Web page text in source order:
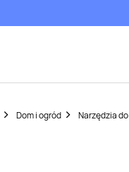
Dom i ogród Narzędzia